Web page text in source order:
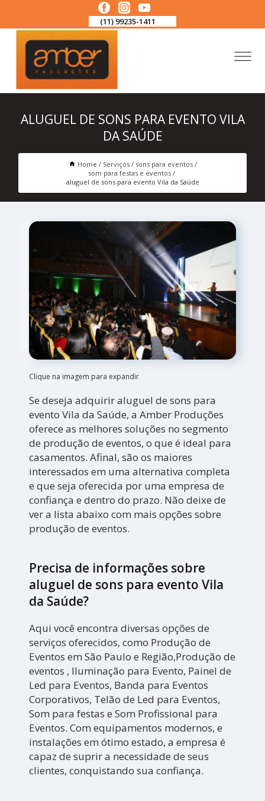
(11) 99235-1411
ALUGUEL DE SONS PARA EVENTO VILA
DA SAÚDE
Home Serviços
sons para eventos
som para festas e eventos
aluguel de sons para evento Vila da Saúde
Clique na imagem para expandir
Se deseja adquirir aluguel de sons para
evento Vila da Saúde, a Amber Produções
oferece as melhores soluções no segmento
de produção de eventos, o que é ideal para
casamentos. Afinal, são os maiores
interessados em uma alternativa completa
e que seja oferecida por uma empresa de
confiança e dentro do prazo. Não deixe de
ver a lista abaixo com mais opções sobre
produção de eventos.
Precisa de informações sobre
aluguel de sons para evento Vila
da Saúde?
Aqui você encontra diversas opções de
serviços oferecidos, como Produção de
Eventos em São Paulo e Região,Produção de
eventos , Iluminação para Evento, Painel de
Led para Eventos, Banda para Eventos
Corporativos, Telão de Led para Eventos,
Som para festas e Som Profissional para
Eventos. Com equipamentos modernos, e
instalações em ótimo estado, a empresa é
capaz de suprir a necessidade de seus
clientes, conquistando sua confiança.